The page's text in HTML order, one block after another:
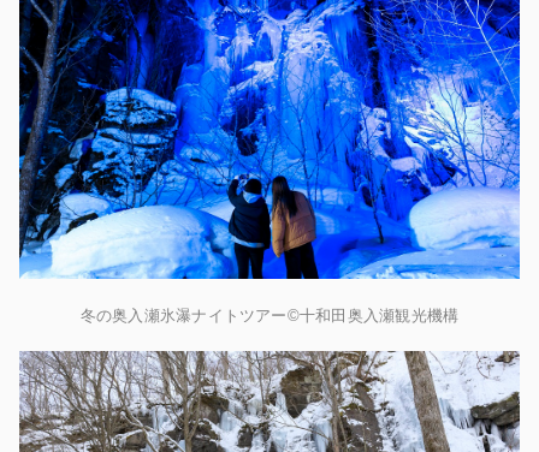
冬の奥入瀬氷瀑ナイトツアー©十和田奥入瀬観光機構